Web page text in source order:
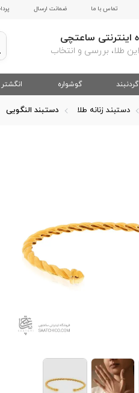
تماس با ما ضمانت ارسال
اینترنتی ساعتچی
طلا، بررسی و انتخاب
گردنبند گوشواره انگشتر
دستبند زنانه طلا دستبند النگویی